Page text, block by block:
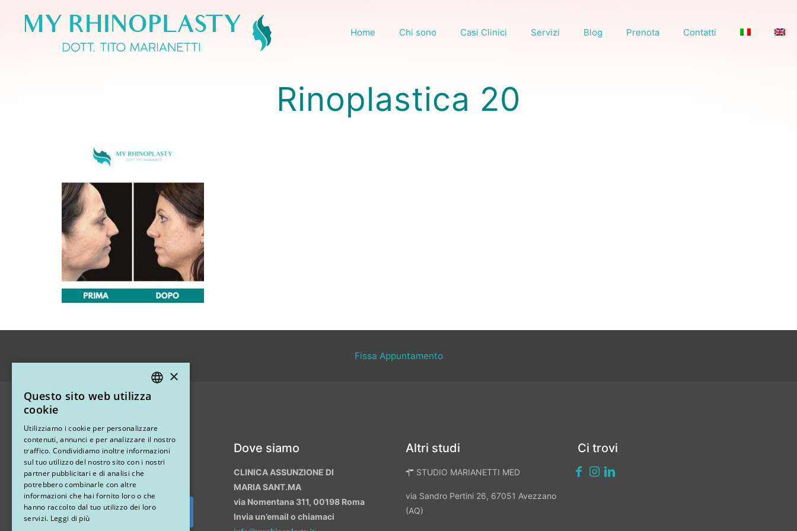
Home Chi sono Casi Clinici Servizi Blog Prenota Contatti
Rinoplastica 20
Fissa Appuntamento
Instagram Dove siamo
CLINICA ASSUNZIONE DI
MARIA SANT.MA
via Nomentana 311, 00198 Roma
Invia un’email o chiamaci
Altri studi
STUDIO MARIANETTI MED
via Sandro Pertini 26, 67051 Avezzano
(AQ)
Ci trovi
×
Questo sito web utilizza
cookie
Utilizziamo i cookie per personalizzare
contenuti, annunci e per analizzare il nostro
traffico. Condividiamo inoltre informazioni
sul tuo utilizzo del nostro sito con i nostri
partner pubblicitari e di analisi che
potrebbero combinarle con altre
informazioni che hai fornito loro o che
hanno raccolto dal tuo utilizzo dei loro
servizi. Leggi di più